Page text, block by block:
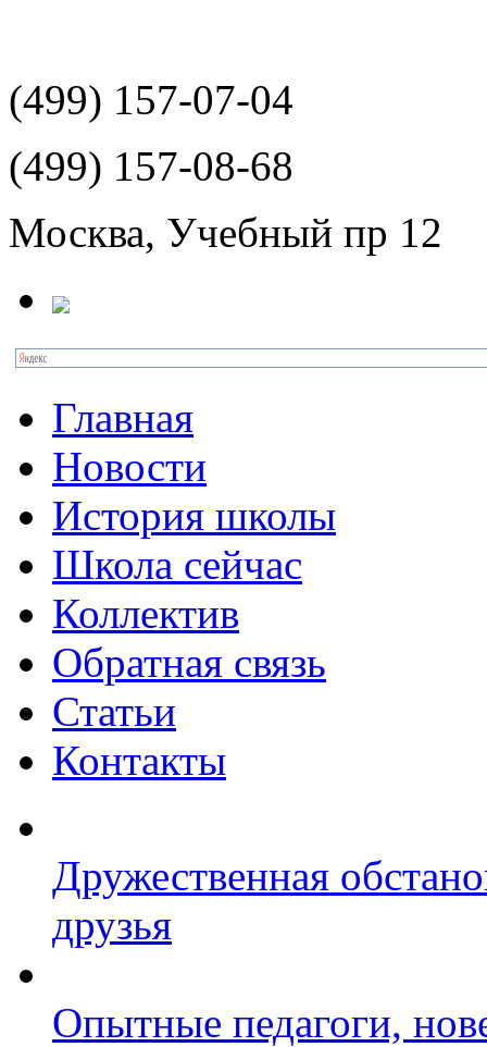
(499) 157-07-04
(499) 157-08-68
Москва, Учебный пр 12
Главная
Новости
История школы
Школа сейчас
Коллектив
Обратная связь
Статьи
Контакты
Дружественная
друзья
Опытные педагоги,